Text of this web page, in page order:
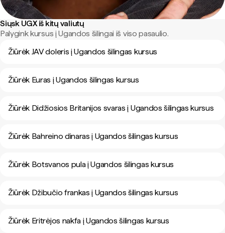
Siųsk UGX iš kitų valiutų
Palygink kursus į Ugandos šilingai iš viso pasaulio.
Žiūrėk JAV doleris į Ugandos šilingas kursus
Žiūrėk Euras į Ugandos šilingas kursus
Žiūrėk Didžiosios Britanijos svaras į Ugandos šilingas kursus
Žiūrėk Bahreino dinaras į Ugandos šilingas kursus
Žiūrėk Botsvanos pula į Ugandos šilingas kursus
Žiūrėk Džibučio frankas į Ugandos šilingas kursus
Žiūrėk Eritrėjos nakfa į Ugandos šilingas kursus